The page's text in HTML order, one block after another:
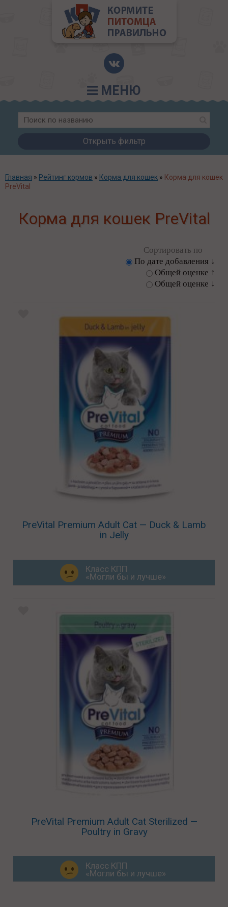
МЕНЮ
Открыть фильтр
Главная » Рейтинг кормов » Корма для кошек » Корма для кошек
PreVital
Корма для кошек PreVital
Сортировать по
По дате добавления ↓
Общей оценке ↑
Общей оценке ↓
PreVital Premium Adult Cat — Duck & Lamb
in Jelly
Класс КПП
«Могли бы и лучше»
PreVital Premium Adult Cat Sterilized —
Poultry in Gravy
Класс КПП
«Могли бы и лучше»